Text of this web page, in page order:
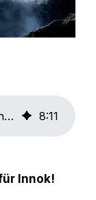
Das erfolgreichste Geschäftshalbjahr in der Innok Geschichte 8:11
Innok!